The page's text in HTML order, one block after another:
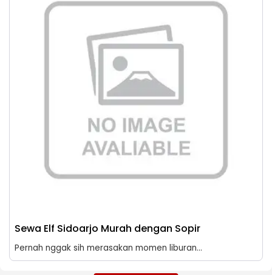
Sewa Elf Sidoarjo Murah dengan Sopir
Pernah nggak sih merasakan momen liburan...